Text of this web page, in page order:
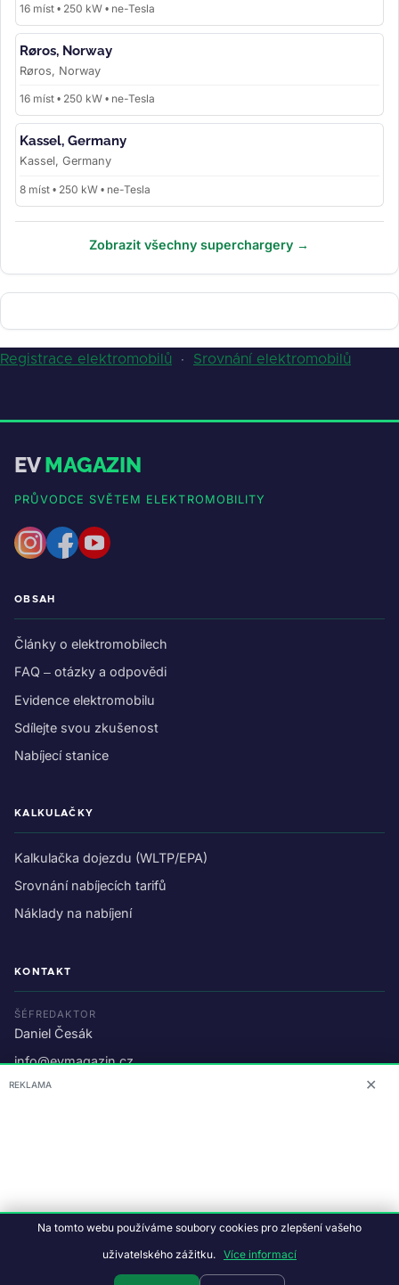
16 míst • 250 kW • ne-Tesla
Røros, Norway
Røros, Norway
16 míst • 250 kW • ne-Tesla
Kassel, Germany
Kassel, Germany
8 míst • 250 kW • ne-Tesla
Zobrazit všechny superchargery →
Registrace elektromobilů · Srovnání elektromobilů
EVMAGAZIN
PRŮVODCE SVĚTEM ELEKTROMOBILITY
OBSAH
Články o elektromobilech
FAQ – otázky a odpovědi
Evidence elektromobilu
Sdílejte svou zkušenost
Nabíjecí stanice
KALKULAČKY
Kalkulačka dojezdu (WLTP/EPA)
Srovnání nabíjecích tarifů
Náklady na nabíjení
KONTAKT
ŠÉFREDAKTOR
Daniel Česák
info@evmagazin.cz
O nás
© 2026 EV Magazin.Podmínky a ochrana dat.
Studiografix
REKLAMA ✕
Na tomto webu používáme soubory cookies pro zlepšení vašeho
uživatelského zážitku. Více informací